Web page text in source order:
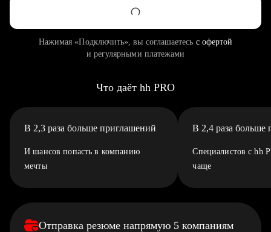
Нажимая «Подключить», вы соглашаетесь с офертой
и регулярными платежами
Что даёт hh PRO
В 2,3 раза больше приглашений
И шансов попасть в компанию
мечты
В 2,4 раза больше
Специалистов с hh
чаще
Отправка резюме напрямую 5 компаниям